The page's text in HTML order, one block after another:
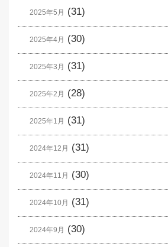
2025年5月 (31)
2025年4月 (30)
2025年3月 (31)
2025年2月 (28)
2025年1月 (31)
2024年12月 (31)
2024年11月 (30)
2024年10月 (31)
2024年9月 (30)